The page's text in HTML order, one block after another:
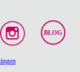
BLOG